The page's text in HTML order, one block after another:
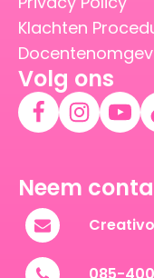
Klachten
Volg ons
Neem